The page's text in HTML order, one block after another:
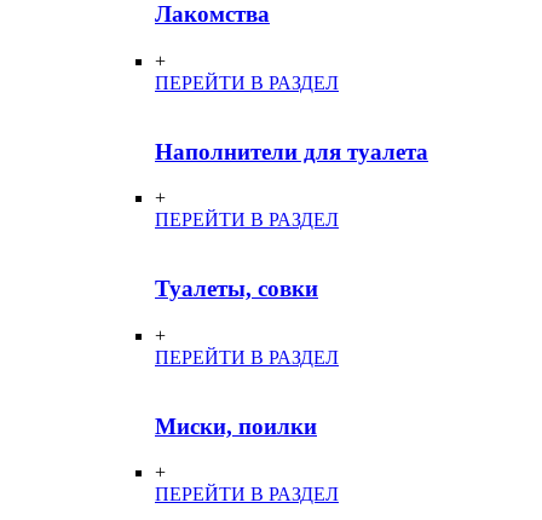
Лакомства
+
ПЕРЕЙТИ В РАЗДЕЛ
Наполнители для туалета
+
ПЕРЕЙТИ В РАЗДЕЛ
Туалеты, совки
+
ПЕРЕЙТИ В РАЗДЕЛ
Миски, поилки
+
ПЕРЕЙТИ В РАЗДЕЛ